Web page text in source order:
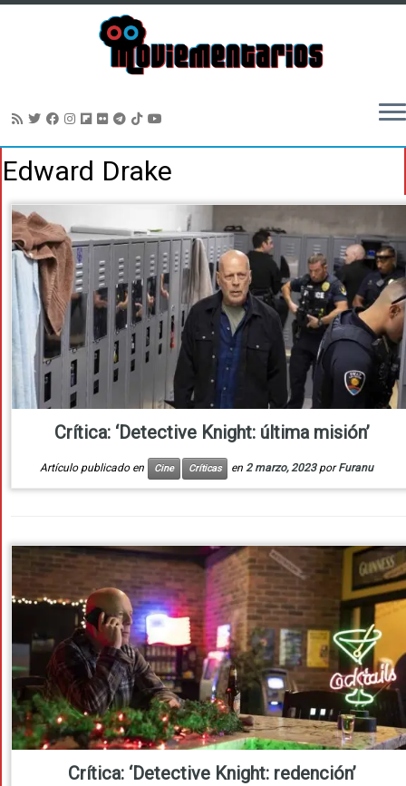
Saltar
alEdward Drake
Crítica: ‘Detective Knight: última misión’
Artículo publicado en Cine Críticas en 2 marzo, 2023 porFuranu
Crítica: ‘Detective Knight: redención’